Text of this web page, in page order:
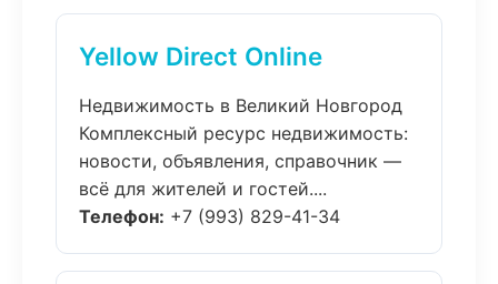
Yellow Direct Online
Недвижимость в Великий Новгород
Комплексный ресурс недвижимость:
новости, объявления, справочник —
всё для жителей и гостей....
Телефон: +7 (993) 829-41-34